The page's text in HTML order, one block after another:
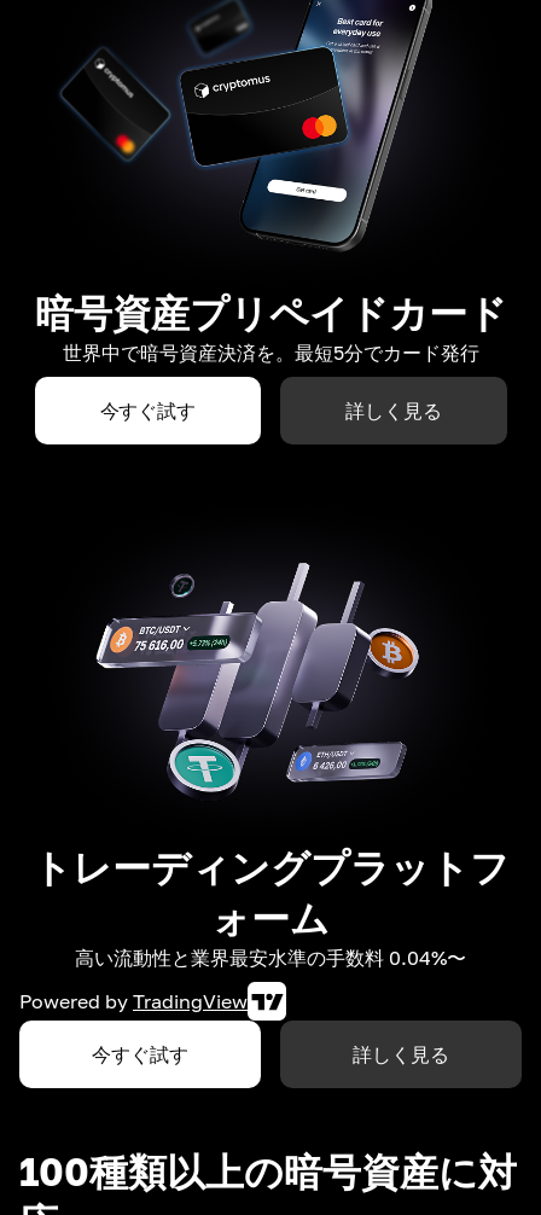
暗号資産プリペイドカード
世界中で暗号資産決済を。最短5分でカード発行
今すぐ試す 詳しく見る
トレーディングプラットフ
ォーム
高い流動性と業界最安水準の手数料 0.04%〜
Powered by TradingView
今すぐ試す 詳しく見る
100種類以上の暗号資産に対